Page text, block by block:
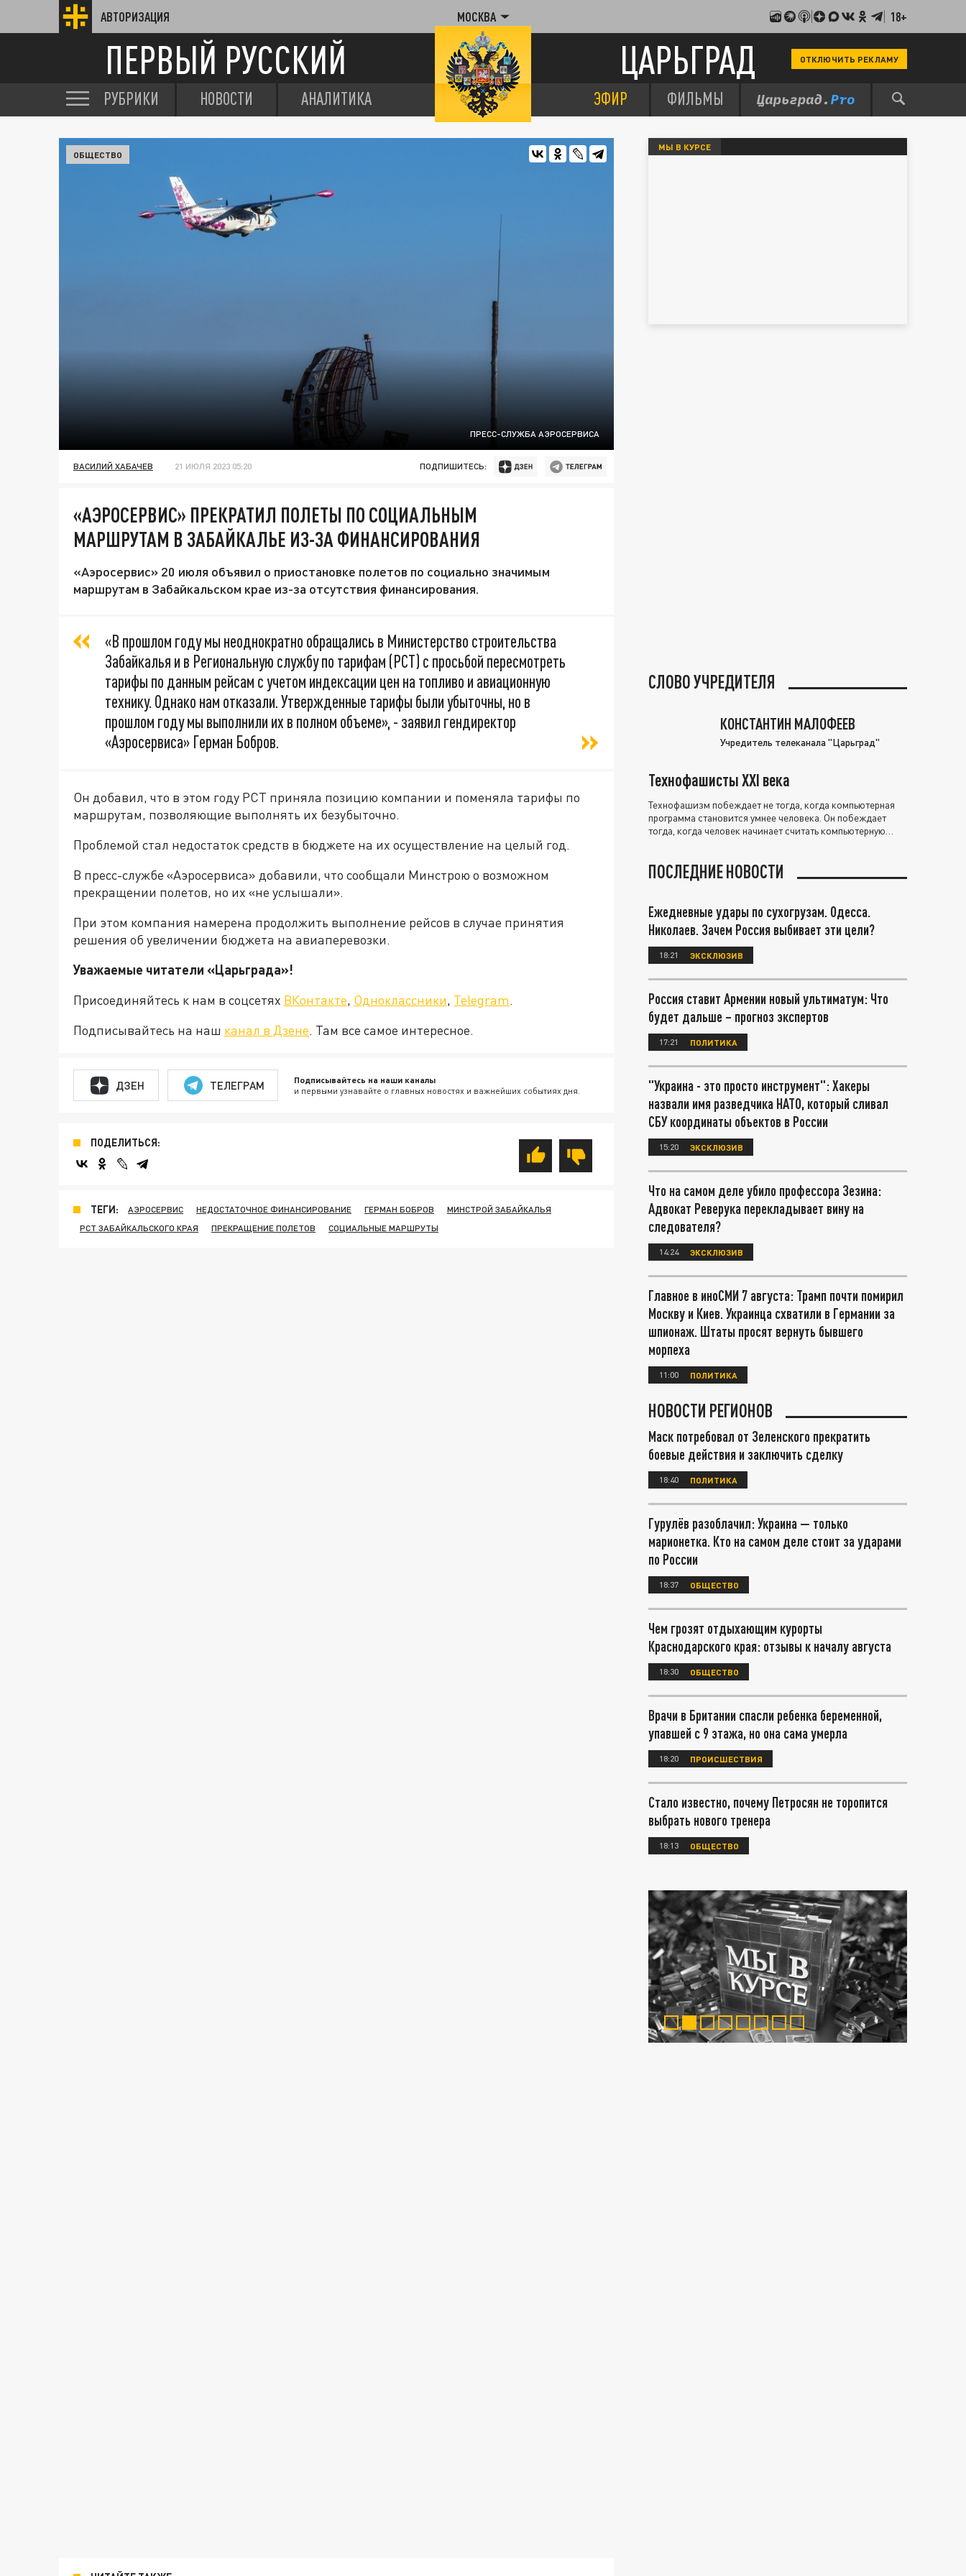
АВТОРИЗАЦИЯ МОСКВА 18+
ПЕРВЫЙ РУССКИЙ ЦАРЬГРАД ОТКЛЮЧИТЬ РЕКЛАМУ
РУБРИКИ НОВОСТИ АНАЛИТИКА ЭФИР ФИЛЬМЫ
ПРЕСС-СЛУЖБА АЭРОСЕРВИСА
ОБЩЕСТВО
ВАСИЛИЙ ХАБАЧЕВ 21 ИЮЛЯ 2023 05:20 ПОДПИШИТЕСЬ:
«АЭРОСЕРВИС» ПРЕКРАТИЛ ПОЛЕТЫ ПО СОЦИАЛЬНЫМ
МАРШРУТАМ В ЗАБАЙКАЛЬЕ ИЗ-ЗА ФИНАНСИРОВАНИЯ
«Аэросервис» 20 июля объявил о приостановке полетов по социально значимым
маршрутам в Забайкальском крае из-за отсутствия финансирования.
«В прошлом году мы неоднократно обращались в Министерство строительства
Забайкалья и в Региональную службу по тарифам (РСТ) с просьбой пересмотреть
тарифы по данным рейсам с учетом индексации цен на топливо и авиационную
технику. Однако нам отказали. Утвержденные тарифы были убыточны, но в
прошлом году мы выполнили их в полном объеме», - заявил гендиректор
«Аэросервиса» Герман Бобров.
Он добавил, что в этом году РСТ приняла позицию компании и поменяла тарифы по
маршрутам, позволяющие выполнять их безубыточно.
Проблемой стал недостаток средств в бюджете на их осуществление на целый год.
В пресс-службе «Аэросервиса» добавили, что сообщали Минстрою о возможном
прекращении полетов, но их «не услышали».
При этом компания намерена продолжить выполнение рейсов в случае принятия
решения об увеличении бюджета на авиаперевозки.
Уважаемые читатели «Царьграда»!
Присоединяйтесь к нам в соцсетях ВКонтакте, Одноклассники, Telegram.
Подписывайтесь на наш канал в Дзене. Там все самое интересное.
ДЗЕН ТЕЛЕГРАМ Подписывайтесь на наши каналы
и первыми узнавайте о главных новостях и важнейших событиях дня.
ПОДЕЛИТЬСЯ:
ТЕГИ: АЭРОСЕРВИС НЕДОСТАТОЧНОЕ ФИНАНСИРОВАНИЕ ГЕРМАН БОБРОВ
МИНСТРОЙ ЗАБАЙКАЛЬЯ
РСТ ЗАБАЙКАЛЬСКОГО КРАЯ
ПРЕКРАЩЕНИЕ ПОЛЕТОВ СОЦИАЛЬНЫЕ МАРШРУТЫ
МЫ В КУРСЕ
СЛОВО УЧРЕДИТЕЛЯ
КОНСТАНТИН МАЛОФЕЕВ
Учредитель телеканала "Царьград"
Технофашисты XXI века
Технофашизм побеждает не тогда, когда компьютерная
программа становится умнее человека. Он побеждает
тогда, когда человек начинает считать компьютерную
ПОСЛЕДНИЕ НОВОСТИ
Ежедневные удары по сухогрузам. Одесса.
Николаев. Зачем Россия выбивает эти цели?
18:21 ЭКСКЛЮЗИВ
Россия ставит Армении новый ультиматум: Что
будет дальше – прогноз экспертов
17:21 ПОЛИТИКА
"Украина - это просто инструмент": Хакеры
назвали имя разведчика НАТО, который сливал
СБУ координаты объектов в России
15:20 ЭКСКЛЮЗИВ
Что на самом деле убило профессора Зезина:
Адвокат Реверука перекладывает вину на
следователя?
14:24 ЭКСКЛЮЗИВ
Главное в иноСМИ 7 августа: Трамп почти помирил
Москву и Киев. Украинца схватили в Германии за
шпионаж. Штаты просят вернуть бывшего
морпеха
11:00 ПОЛИТИКА
НОВОСТИ РЕГИОНОВ
Маск потребовал от Зеленского прекратить
боевые действия и заключить сделку
18:40 ПОЛИТИКА
Гурулёв разоблачил: Украина — только
марионетка. Кто на самом деле стоит за ударами
по России
18:37 ОБЩЕСТВО
Чем грозят отдыхающим курорты
Краснодарского края: отзывы к началу августа
18:30 ОБЩЕСТВО
Врачи в Британии спасли ребенка беременной,
упавшей с 9 этажа, но она сама умерла
18:20 ПРОИСШЕСТВИЯ
Стало известно, почему Петросян не торопится
выбрать нового тренера
18:13 ОБЩЕСТВО